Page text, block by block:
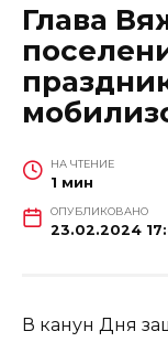
Глава
НА ЧТЕНИЕ
1 мин
ОПУБЛИКОВАНО
23.02.2024
В канун Дня